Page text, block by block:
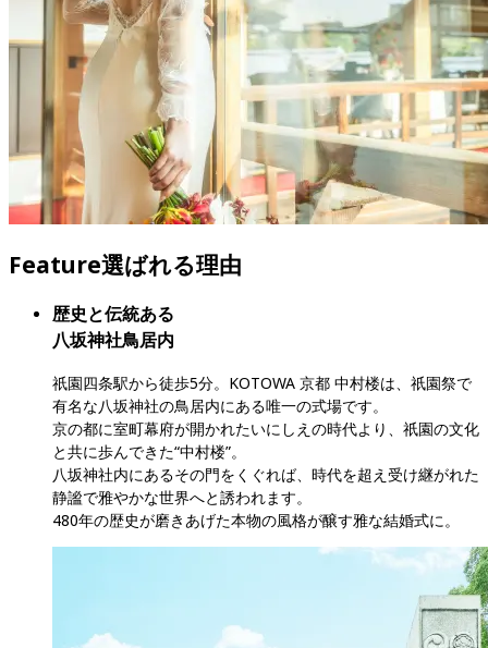
Feature選ばれる理由
歴史と伝統ある
八坂神社鳥居内
祇園四条駅から徒歩5分。KOTOWA 京都 中村楼は、祇園祭で
有名な八坂神社の鳥居内にある唯一の式場です。
京の都に室町幕府が開かれたいにしえの時代より、祇園の文化
と共に歩んできた“中村楼”。
八坂神社内にあるその門をくぐれば、時代を超え受け継がれた
静謐で雅やかな世界へと誘われます。
480年の歴史が磨きあげた本物の風格が醸す雅な結婚式に。